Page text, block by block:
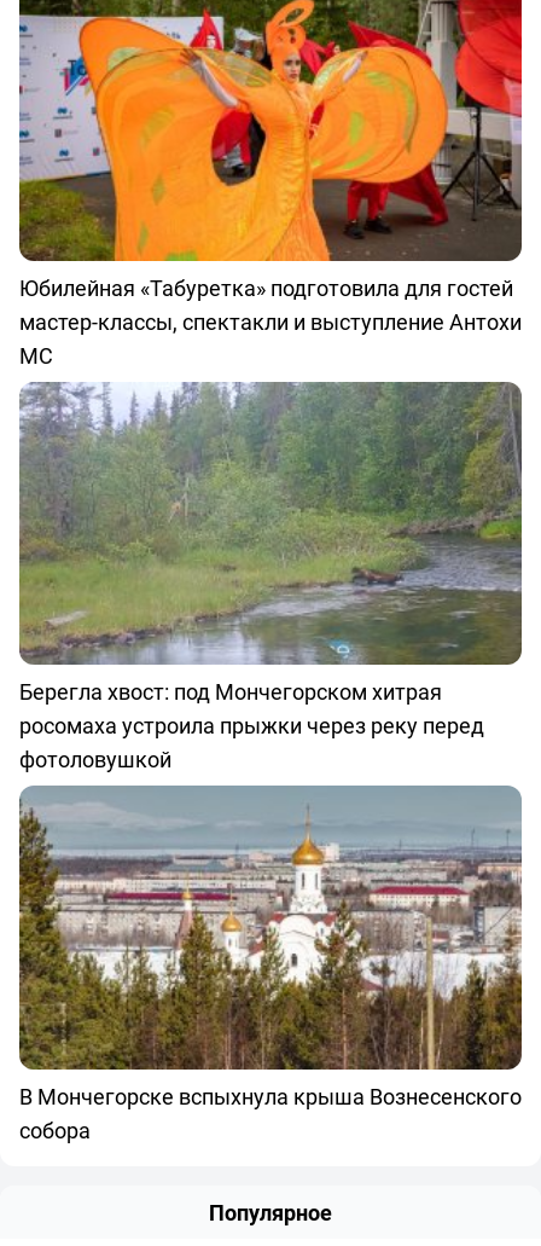
Юбилейная «Табуретка» подготовила для гостей
мастер-классы, спектакли и выступление Антохи
МС
Берегла хвост: под Мончегорском хитрая
росомаха устроила прыжки через реку перед
фотоловушкой
В Мончегорске вспыхнула крыша Вознесенского
собора
Популярное